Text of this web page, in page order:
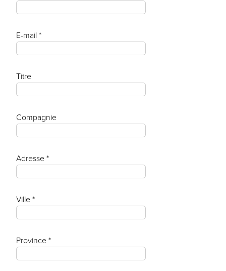
E-mail *
Titre
Compagnie
Adresse *
Ville *
Province *